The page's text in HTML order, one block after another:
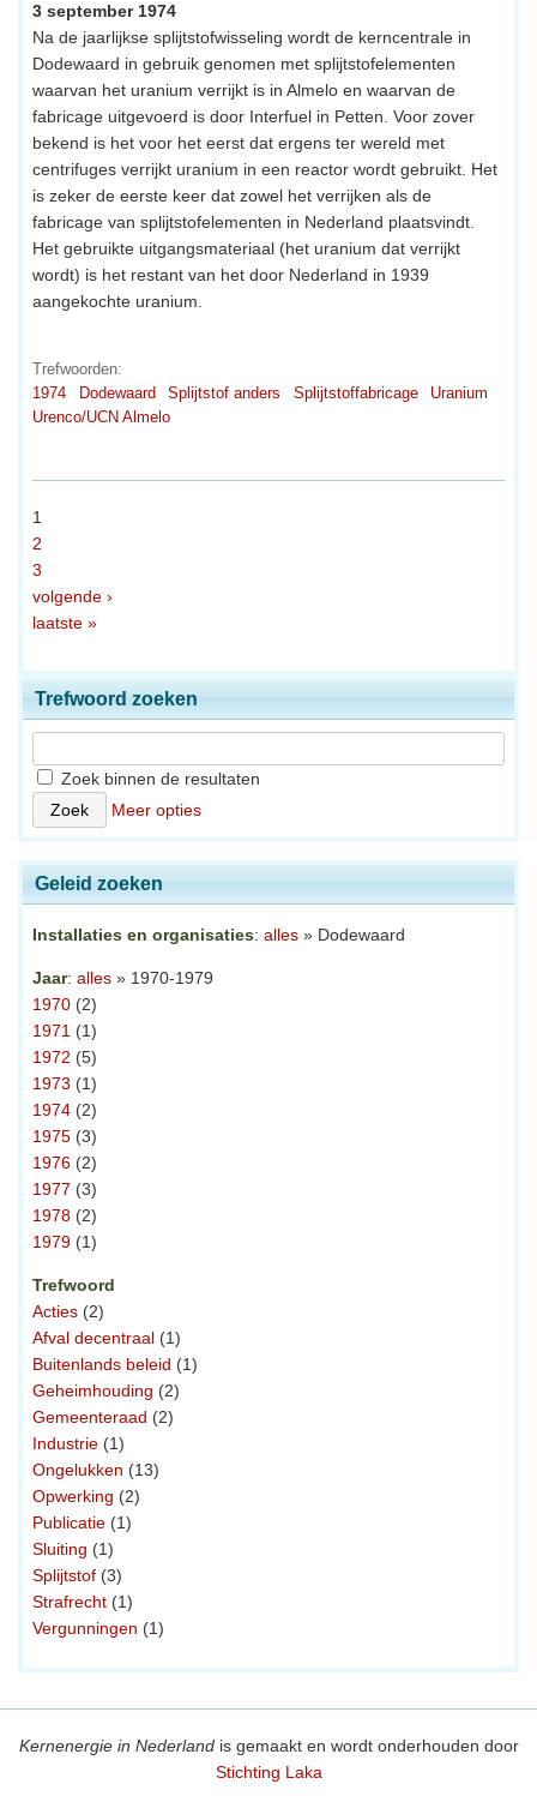
3 september 1974
Na de jaarlijkse splijtstofwisseling wordt de kerncentrale in
Dodewaard in gebruik genomen met splijtstofelementen
waarvan het uranium verrijkt is in Almelo en waarvan de
fabricage uitgevoerd is door Interfuel in Petten. Voor zover
bekend is het voor het eerst dat ergens ter wereld met
centrifuges verrijkt uranium in een reactor wordt gebruikt. Het
is zeker de eerste keer dat zowel het verrijken als de
fabricage van splijtstofelementen in Nederland plaatsvindt.
Het gebruikte uitgangsmateriaal (het uranium dat verrijkt
wordt) is het restant van het door Nederland in 1939
aangekochte uranium.
Trefwoorden:
1974
Dodewaard Splijtstof anders Splijtstoffabricage
Uranium
Urenco/UCN Almelo
1
2
3
volgende ›
laatste »
Trefwoord zoeken
Zoek binnen de resultaten
Meer opties
Geleid zoeken
Installaties en organisaties: alles » Dodewaard
Jaar: alles » 1970-1979
1970 (2)
1971 (1)
1972 (5)
1973 (1)
1974 (2)
1975 (3)
1976 (2)
1977 (3)
1978 (2)
1979 (1)
Trefwoord
Acties (2)
Afval decentraal (1)
Buitenlands beleid (1)
Geheimhouding (2)
Gemeenteraad (2)
Industrie (1)
Ongelukken (13)
Opwerking (2)
Publicatie (1)
Sluiting (1)
Splijtstof (3)
Strafrecht (1)
Vergunningen (1)
Kernenergie in Nederlandis gemaakt en wordt onderhouden door
Stichting Laka